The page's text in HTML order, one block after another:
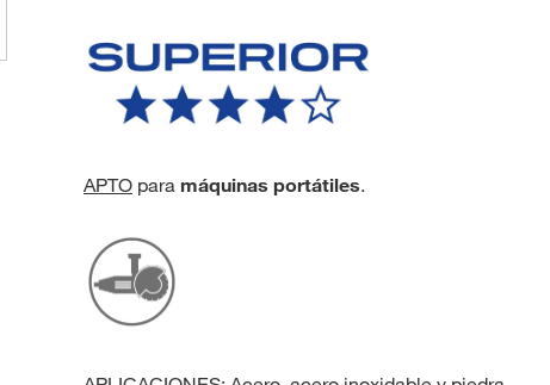
APTO para máquinas portátiles.